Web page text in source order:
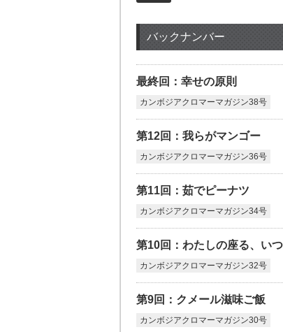
バックナンバー
最終回：幸せの原則
カンボジアクロマーマガジン38号
第12回：我らがマンゴー
カンボジアクロマーマガジン36号
第11回：茹でピーナツ
カンボジアクロマーマガジン34号
第10回：わたしの座る、い
カンボジアクロマーマガジン32号
第9回：クメール滋味ご飯
カンボジアクロマーマガジン30号